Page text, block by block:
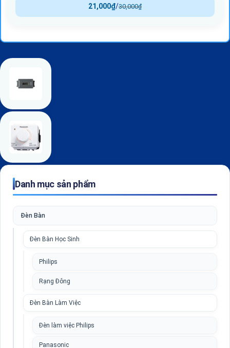
30,000₫
/
21,000₫
Danh mục sản phẩm
Đèn Bàn
Đèn Bàn Học Sinh
Philips
Rạng Đông
Đèn Bàn Làm Việc
Đèn làm việc Philips
Panasonic